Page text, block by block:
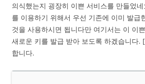
의식했는지 굉장히 이쁜 서비스를 만들었
를 이용하기 위해서 우선 기존에 이미 발급
것을 사용하시면 됩니다만 여기서는 이 이
새로운 키를 발급 받아 보도록 하겠습니다. [
합니다.